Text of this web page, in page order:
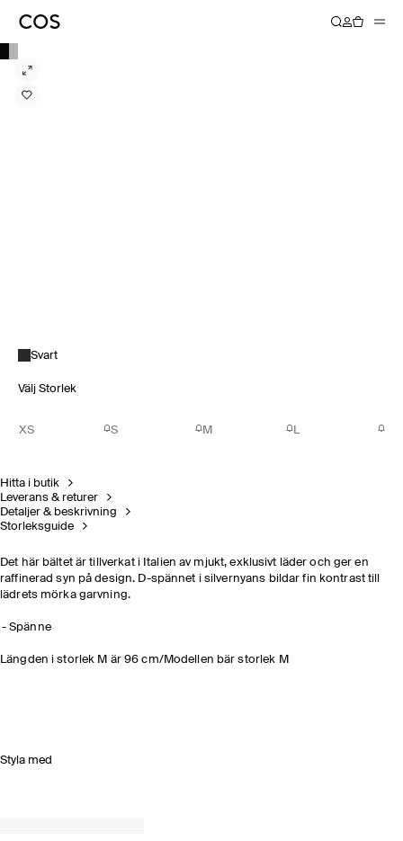
Svart
Välj Storlek
XS S M L
Hitta i butik
Leverans & returer
Detaljer & beskrivning
Storleksguide
Det här bältet är tillverkat i Italien av mjukt, exklusivt läder och ger en
raffinerad syn på design. D-spännet i silvernyans bildar fin kontrast till
lädrets mörka garvning.
Spänne
Längden i storlek M är 96 cm/Modellen bär storlek M
Styla med